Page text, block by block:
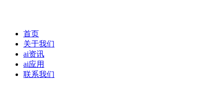
首页
关于我们
ai资讯
ai应用
联系我们